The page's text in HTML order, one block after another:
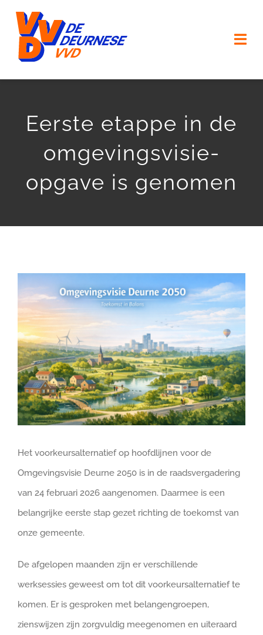
inhoud
VERKIEZINGSPROGRAMMA
ONZE MENSEN
ONZE (KERK) DORPEN
DOE MEE
Eerste etappe in de
omgevingsvisie-
opgave is genomen
grotere
afbeelding
Het voorkeursalternatief op hoofdlijnen voor de
Omgevingsvisie Deurne 2050 is in de raadsvergadering
van 24 februari 2026 aangenomen. Daarmee is een
belangrijke eerste stap gezet richting de toekomst van
onze gemeente.
De afgelopen maanden zijn er verschillende
werksessies geweest om tot dit voorkeursalternatief te
komen. Er is gesproken met belangengroepen,
zienswijzen zijn zorgvuldig meegenomen en uiteraard